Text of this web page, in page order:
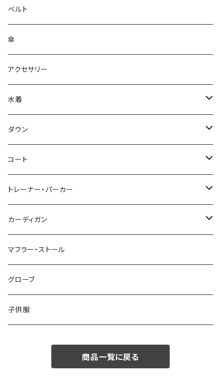
ベルト
傘
アクセサリー
水着
～44/S
46/M
48/L
50/XL～
ダウン
～44/S
46/M
48/L
50/XL～
コート
～44/S
46/M
48/L
50/XL～
トレーナー・パーカー
～44/S
46/M
48/L
50/XL～
カーディガン
～44/S
46/M
48/L
マフラー・ストール
グローブ
子供服
商品一覧に戻る